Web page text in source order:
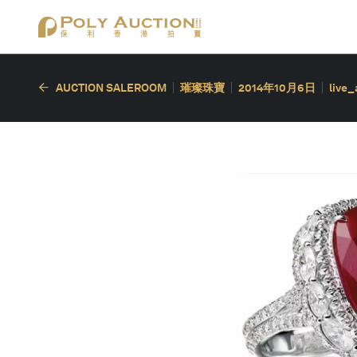
AUCTION SALEROOM 璀璨珠寶 2014年10月6日